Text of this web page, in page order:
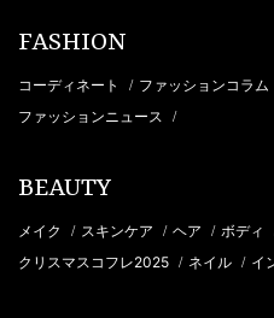
FASHION
コーディネート / ファッションコラム
ファッションニュース /
BEAUTY
メイク / スキンケア / ヘア / ボディ
クリスマスコフレ2025 / ネイル / イ